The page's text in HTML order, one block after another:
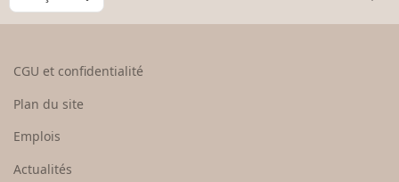
h
o
e
u
e
CGU et confidentialité
Plan du site
Emplois
Actualités